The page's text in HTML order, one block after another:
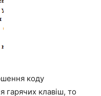
коду
гарячих клавіш, то